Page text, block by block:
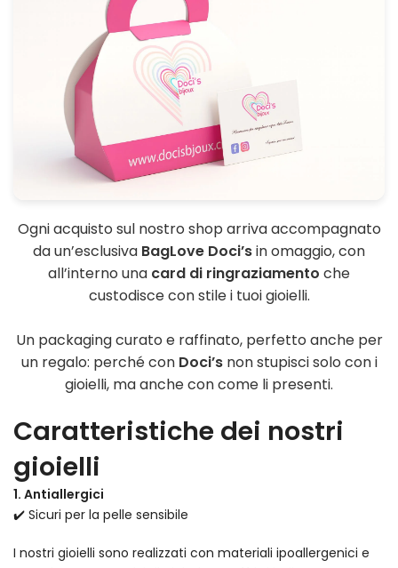
Ogni acquisto sul nostro shop arriva accompagnato
da un’esclusiva BagLove Doci’sin omaggio, con
all’interno una card di ringraziamento che
custodisce con stile i tuoi gioielli.
Un packaging curato e raffinato, perfetto anche per
un regalo: perché con Doci’snon stupisci solo con i
gioielli, ma anche con come li presenti.
Caratteristiche dei nostri
gioielli
1. Antiallergici
✔️ Sicuri per la pelle sensibile
I nostri gioielli sono realizzati con materiali ipoallergenici e